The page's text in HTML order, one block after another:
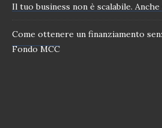
Il tuo business non è scalabile.
Come ottenere un finanziamento
Fondo MCC